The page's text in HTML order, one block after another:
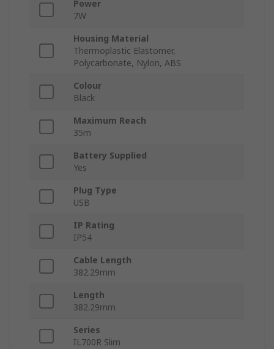
Power
7W
Housing Material
Thermoplastic Elastomer,
Polycarbonate, Nylon, ABS
Colour
Black
Maximum Reach
35m
Battery Supplied
Yes
Plug Type
USB
IP Rating
IP54
Cable Length
382.29mm
Length
382.29mm
Series
IL700R Slim